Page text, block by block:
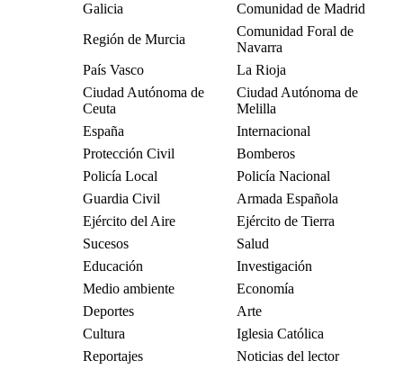
Galicia
Comunidad de Madrid
Región de Murcia
Comunidad Foral de
Navarra
País Vasco
La Rioja
Ciudad Autónoma de
Ceuta
Ciudad Autónoma de
Melilla
España
Internacional
Protección Civil
Bomberos
Policía Local
Policía Nacional
Guardia Civil
Armada Española
Ejército del Aire
Ejército de Tierra
Sucesos
Salud
Educación
Investigación
Medio ambiente
Economía
Deportes
Arte
Cultura
Iglesia Católica
Reportajes
Noticias del lector